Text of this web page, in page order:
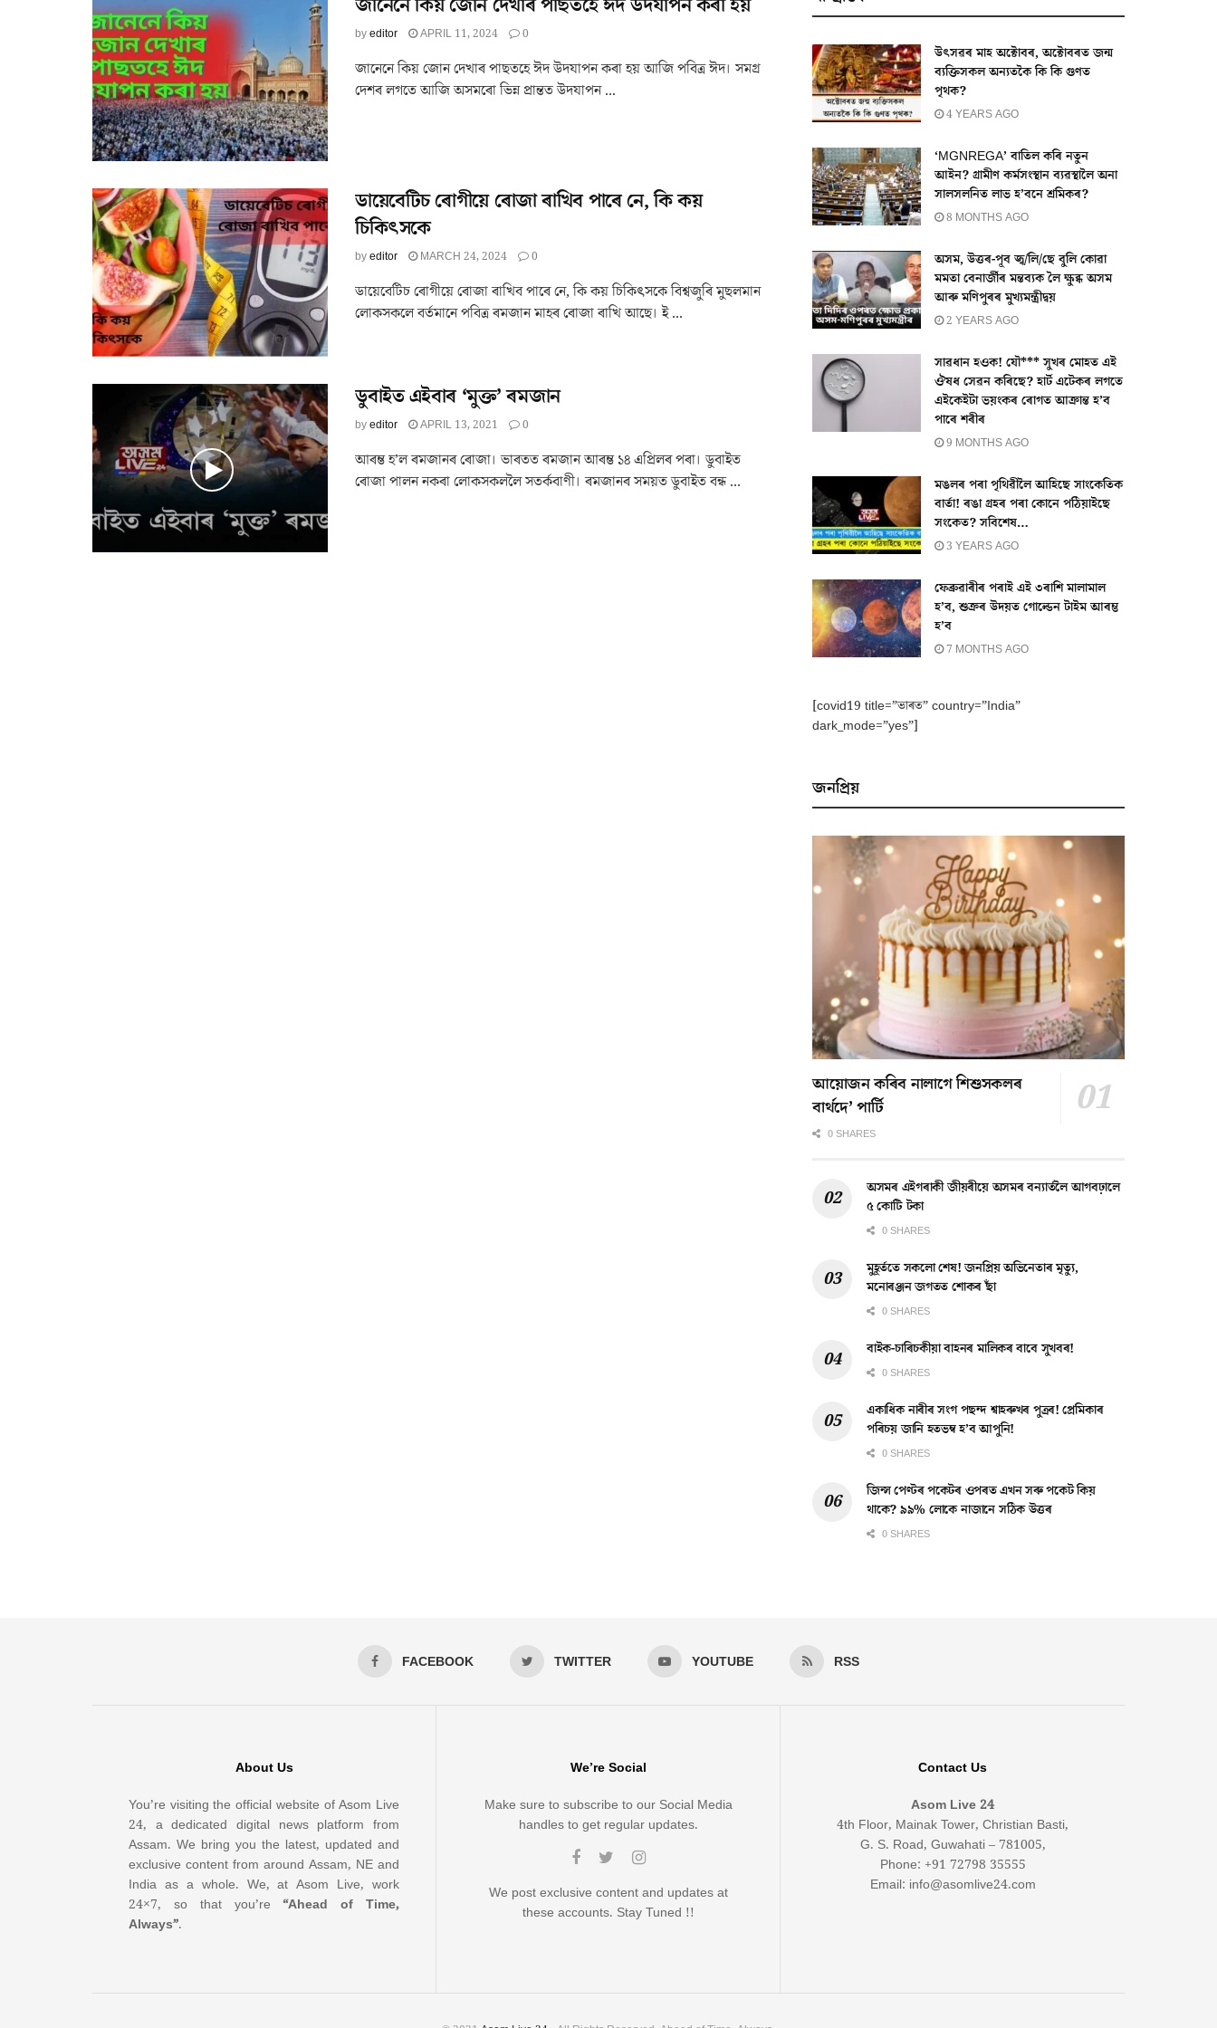
জানেনে কিয় জোন দেখাৰ পাছতহে ঈদ উদযাপন কৰা হয়
byeditor APRIL 11, 2024 0
জানেনে কিয় জোন দেখাৰ পাছতহে ঈদ উদযাপন কৰা হয় আজি পবিত্ৰ ঈদ। সমগ্ৰ
দেশৰ লগতে আজি অসমৰো ভিন্ন প্ৰান্তত উদযাপন ...
ডায়েবেটিচ ৰোগীয়ে ৰোজা ৰাখিব পাৰে নে, কি কয়
চিকিৎসকে
byeditor MARCH 24, 2024 0
ডায়েবেটিচ ৰোগীয়ে ৰোজা ৰাখিব পাৰে নে, কি কয় চিকিৎসকে বিশ্বজুৰি মুছলমান
লোকসকলে বৰ্তমানে পবিত্ৰ ৰমজান মাহৰ ৰোজা ৰাখি আছে। ই ...
ডুবাইত এইবাৰ ‘মুক্ত’ ৰমজান
byeditor APRIL 13, 2021 0
আৰম্ভ হ’ল ৰমজানৰ ৰোজা। ভাৰতত ৰমজান আৰম্ভ ১৪ এপ্ৰিলৰ পৰা। ডুবাইত
ৰোজা পালন নকৰা লোকসকললৈ সতর্কবাণী। ৰমজানৰ সময়ত ডুবাইত বন্ধ ...
উৎসৱৰ মাহ অক্টোবৰ, অক্টোবৰত জন্ম
ব্যক্তিসকল অন্যতকৈ কি কি গুণত
পৃথক?
4 YEARS AGO
‘MGNREGA’ বাতিল কৰি নতুন
আইন? গ্ৰামীণ কৰ্মসংস্থান ব্যৱস্থালৈ অনা
সালসলনিত লাভ হ’বনে শ্ৰমিকৰ?
8 MONTHS AGO
অসম, উত্তৰ-পূব জ্ব/লি/ছে বুলি কোৱা
মমতা বেনাৰ্জীৰ মন্তব্যক লৈ ক্ষুব্ধ অসম
আৰু মণিপুৰৰ মুখ্যমন্ত্ৰীদ্বয়
2 YEARS AGO
সাৱধান হওক! যৌ*** সুখৰ মোহত এই
ঔষধ সেৱন কৰিছে? হাৰ্ট এটেকৰ লগতে
এইকেইটা ভয়ংকৰ ৰোগত আক্ৰান্ত হ’ব
পাৰে শৰীৰ
9 MONTHS AGO
মঙলৰ পৰা পৃথিৱীলৈ আহিছে সাংকেতিক
বাৰ্তা! ৰঙা গ্ৰহৰ পৰা কোনে পঠিয়াইছে
সংকেত? সবিশেষ…
3 YEARS AGO
ফেব্ৰুৱাৰীৰ পৰাই এই ৩ৰাশি মালামাল
হ’ব, শুক্ৰৰ উদয়ত গোল্ডেন টাইম আৰম্ভ
হ’ব
7 MONTHS AGO
[covid19 title=”ভাৰত” country=”India”
dark_mode=”yes”]
জনপ্ৰিয়
আয়োজন কৰিব নালাগে শিশুসকলৰ
বাৰ্থদে’ পাৰ্টি
0 SHARES
অসমৰ এইগৰাকী জীয়ৰীয়ে অসমৰ বন্যাৰ্তলৈ আগবঢ়ালে
৫ কোটি টকা
0 SHARES
মুহূৰ্ততে সকলো শেষ! জনপ্ৰিয় অভিনেতাৰ মৃত্যু,
মনোৰঞ্জন জগতত শোকৰ ছাঁ
0 SHARES
বাইক-চাৰিচকীয়া বাহনৰ মালিকৰ বাবে সুখবৰ!
0 SHARES
একাধিক নাৰীৰ সংগ পছন্দ শ্বাহৰুখৰ পুত্ৰৰ! প্ৰেমিকাৰ
পৰিচয় জানি হতভম্ব হ’ব আপুনি!
0 SHARES
জিন্স পেণ্টৰ পকেটৰ ওপৰত এখন সৰু পকেট কিয়
থাকে? ৯৯% লোকে নাজানে সঠিক উত্তৰ
0 SHARES
FACEBOOK TWITTER YOUTUBE RSS
About Us
You’re visiting the official website of Asom Live
24, a dedicated digital news platform from
Assam. We bring you the latest, updated and
exclusive content from around Assam, NE and
India as a whole. We, at Asom Live, work
24×7, so that you’re“Ahead of Time,
Always”.
We’re Social
Make sure to subscribe to our Social Media
handles to get regular updates.
We post exclusive content and updates at
these accounts. Stay Tuned !!
Contact Us
Asom Live 24
4th Floor, Mainak Tower, Christian Basti,
G. S. Road, Guwahati – 781005,
Phone: +91 72798 35555
Email: info@asomlive24.com